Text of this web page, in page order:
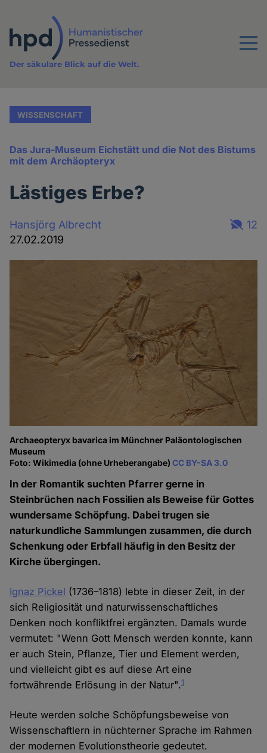
Inhalt
Menu
Der säkulare Blick auf die Welt.
WISSENSCHAFT
Das Jura-Museum Eichstätt und die Not des Bistums
mit dem Archäopteryx
Lästiges Erbe?
Hansjörg Albrecht
27.02.2019
12
Archaeopteryx bavarica im Münchner Paläontologischen
Museum
Foto: Wikimedia (ohne Urheberangabe)CC BY-SA 3.0
In der Romantik suchten Pfarrer gerne in
Steinbrüchen nach Fossilien als Beweise für Gottes
wundersame Schöpfung. Dabei trugen sie
naturkundliche Sammlungen zusammen, die durch
Schenkung oder Erbfall häufig in den Besitz der
Kirche übergingen.
Ignaz Pickel (1736–1818) lebte in dieser Zeit, in der
sich Religiosität und naturwissenschaftliches
Denken noch konfliktfrei ergänzten. Damals wurde
vermutet: "Wenn Gott Mensch werden konnte, kann
er auch Stein, Pflanze, Tier und Element werden,
und vielleicht gibt es auf diese Art eine
fortwährende Erlösung in der Natur".1
Heute werden solche Schöpfungsbeweise von
Wissenschaftlern in nüchterner Sprache im Rahmen
der modernen Evolutionstheorie gedeutet.